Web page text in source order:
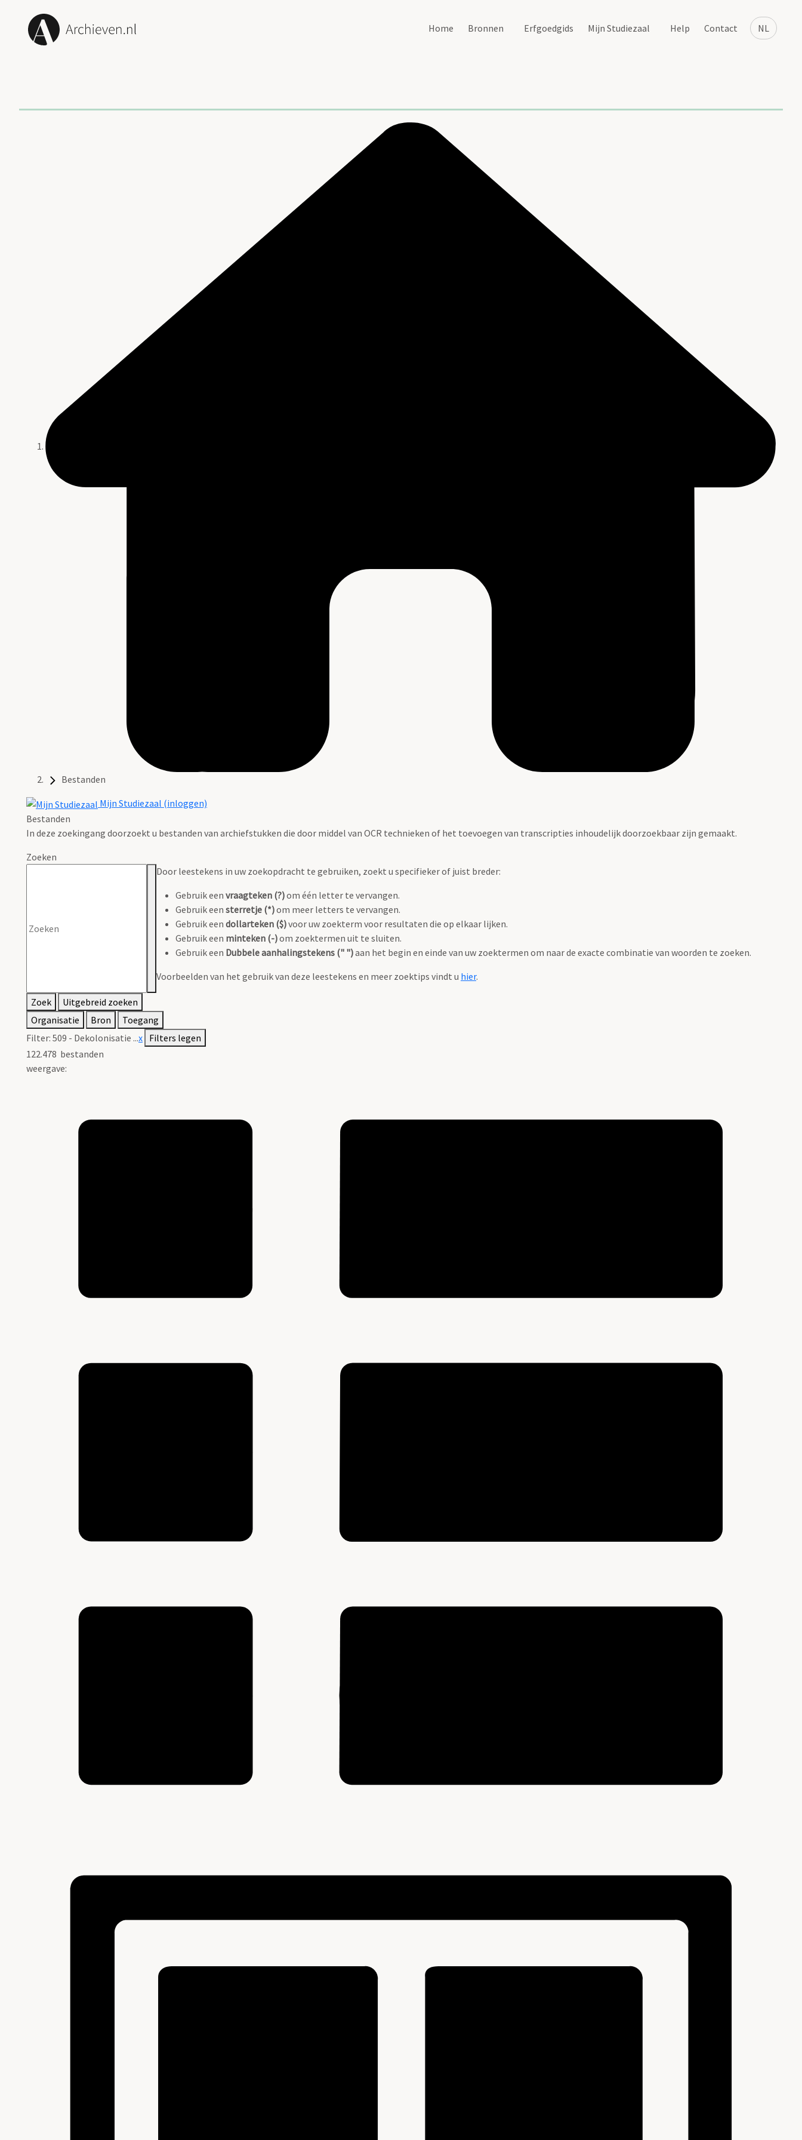
NL
Home Bronnen Erfgoedgids Mijn Studiezaal Help Contact
Bestanden
Mijn Studiezaal (inloggen)
Bestanden
In deze zoekingang doorzoekt u bestanden van archiefstukken die door middel van OCR technieken of het toevoegen van transcripties inhoudelijk doorzoekbaar zijn gemaakt.
Zoeken
Door leestekens in uw zoekopdracht te gebruiken, zoekt u specifieker of juist breder:
Gebruik een vraagteken (?)om één letter te vervangen.
Gebruik een sterretje (*)om meer letters te vervangen.
Gebruik een dollarteken ($)voor uw zoekterm voor resultaten die op elkaar lijken.
Gebruik een minteken (-)om zoektermen uit te sluiten.
Gebruik een Dubbele aanhalingstekens (" ")aan het begin en einde van uw zoektermen om naar de exacte combinatie van woorden te zoeken.
Voorbeelden van het gebruik van deze leestekens en meer zoektips vindt u hier.
Zoek
Uitgebreid zoeken
Organisatie
Bron
Toegang
Filter: 509 - Dekolonisatie ...x Filters legen
122.478 bestanden
weergave: